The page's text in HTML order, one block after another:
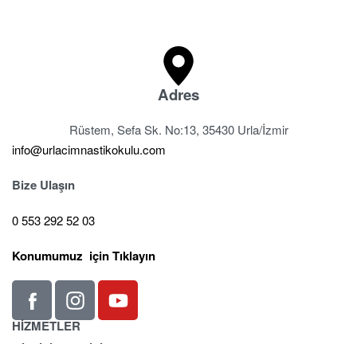
Adres
Rüstem, Sefa Sk. No:13, 35430 Urla/İzmir
info@urlacimnastikokulu.com
Bize Ulaşın
0 553 292 52 03
Konumumuz için Tıklayın
HİZMETLER